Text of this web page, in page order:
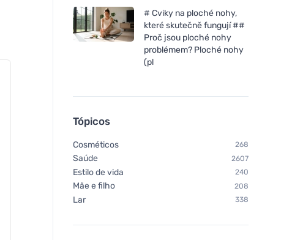
Caramel 50g
# Cviky na ploché nohy,
které skutečně fungují ##
Proč jsou ploché nohy
problémem? Ploché nohy
(pl
Tópicos
Cosméticos 268
Saúde 2607
Estilo de vida 240
Mãe e filho 208
Lar 338